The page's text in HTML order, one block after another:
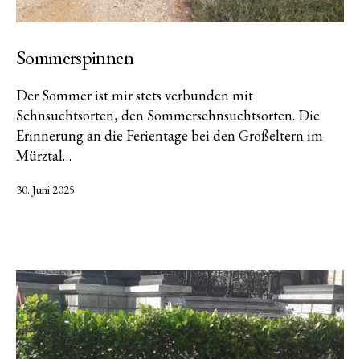
Sommerspinnen
Der Sommer ist mir stets verbunden mit
Sehnsuchtsorten, den Sommersehnsuchtsorten. Die
Erinnerung an die Ferientage bei den Großeltern im
Mürztal…
Veröffentlicht
30. Juni 2025